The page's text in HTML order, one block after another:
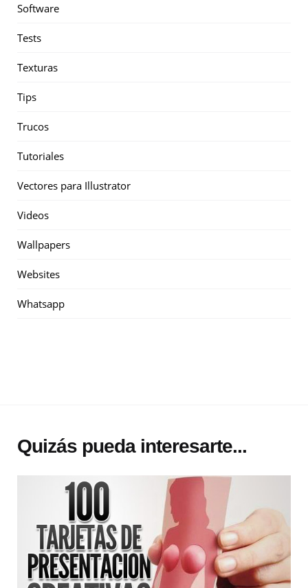
Software
Tests
Texturas
Tips
Trucos
Tutoriales
Vectores para Illustrator
Videos
Wallpapers
Websites
Whatsapp
Quizás pueda interesarte...